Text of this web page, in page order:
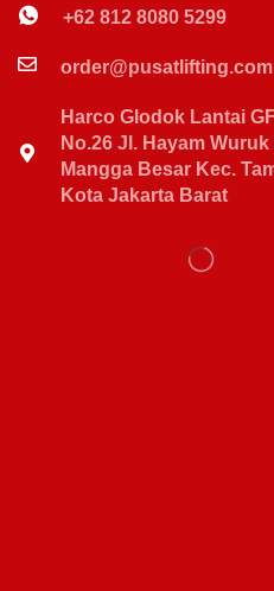
+62 812 8080 5299
order@pusatlifting.com
Harco Glodok Lantai
No.26 Jl. Hayam Wuruk
Mangga Besar Kec.
Kota Jakarta Barat